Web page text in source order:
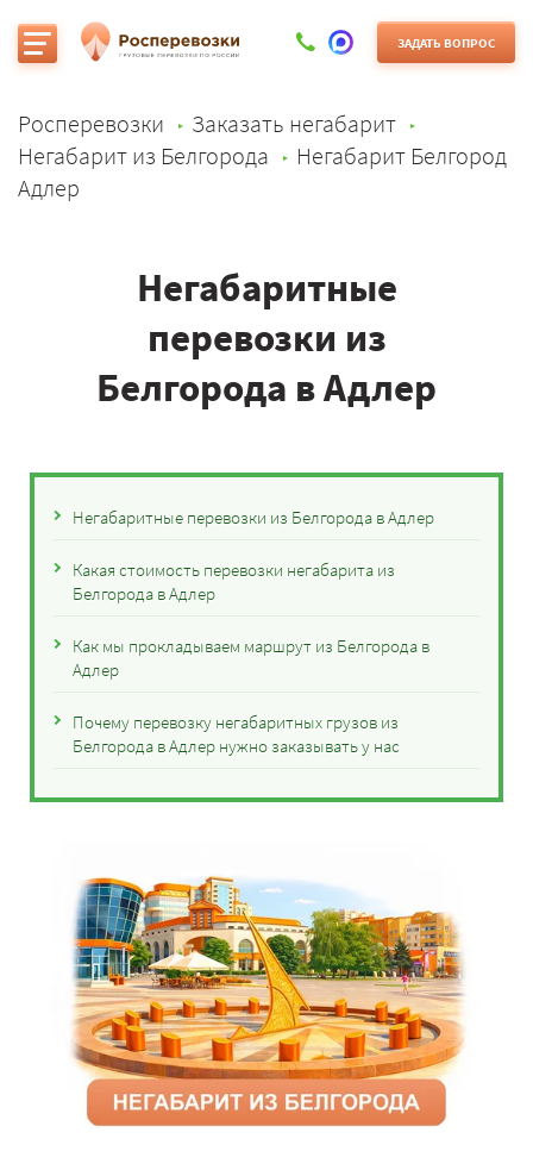
ЗАДАТЬ ВОПРОС
Росперевозки
Заказать негабарит
Негабарит из Белгорода
Негабарит Белгород
Адлер
Негабаритные
перевозки из
Белгорода в Адлер
Негабаритные перевозки из Белгорода в Адлер
Какая стоимость перевозки негабарита из
Белгорода в Адлер
Как мы прокладываем маршрут из Белгорода в
Адлер
Почему перевозку негабаритных грузов из
Белгорода в Адлер нужно заказывать у нас